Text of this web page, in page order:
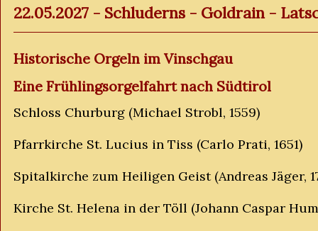
22.05.2027 - Schluderns - Goldrain -
Historische Orgeln im Vinschgau
Eine Frühlingsorgelfahrt nach Südtirol
Schloss Churburg (Michael Strobl, 1559)
Pfarrkirche St. Lucius in Tiss (Carlo Prati, 1651)
Spitalkirche zum Heiligen Geist (Andreas Jäger,
Kirche St. Helena in der Töll (Johann Caspar